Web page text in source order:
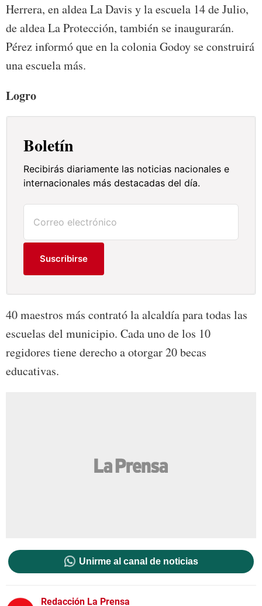
Herrera, en aldea La Davis y la escuela 14 de Julio,
de aldea La Protección, también se inaugurarán.
Pérez informó que en la colonia Godoy se construirá
una escuela más.
Logro
Boletín
Recibirás diariamente las noticias nacionales e
internacionales más destacadas del día.
Suscribirse
40 maestros más contrató la alcaldía para todas las
escuelas del municipio. Cada uno de los 10
regidores tiene derecho a otorgar 20 becas
educativas.
Unirme al canal de noticias
Redacción La Prensa